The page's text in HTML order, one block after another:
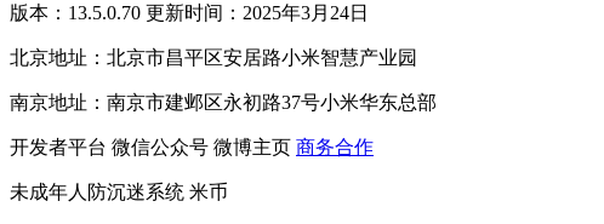
版本：13.5.0.70 更新时间：2025年3月24日
北京地址：北京市昌平区安居路小米智慧产业园
南京地址：南京市建邺区永初路37号小米华东总部
开发者平台 微信公众号 微博主页 商务合作
未成年人防沉迷系统 米币